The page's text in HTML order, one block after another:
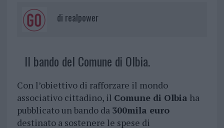
di realpower
Il bando del Comune di Olbia.
Con l’obiettivo di rafforzare il mondo
associativo cittadino, il Comune di Olbia ha
pubblicato un bando da 300mila euro
destinato a sostenere le spese di